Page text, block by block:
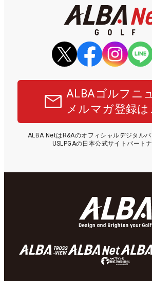
ALBAゴルフニ
メルマガ登録は
ALBA NetはR&Aのオフィシャルデジタル
USLPGAの日本公式サイトパートナ